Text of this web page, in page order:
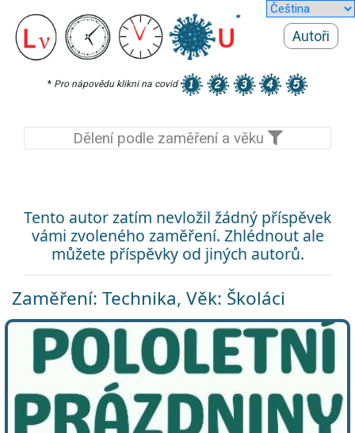
Autoři
* Pro nápovědu klikni na covid
Dělení podle zaměření a věku
Tento autor zatím nevložil žádný příspěvek
vámi zvoleného zaměření. Zhlédnout ale
můžete příspěvky od jiných autorů.
Zaměření: Technika, Věk: Školáci